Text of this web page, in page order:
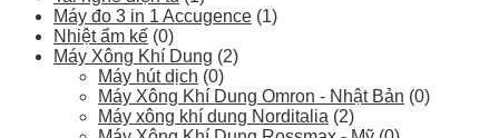
Máy đo 3 in 1 Accugence (1)
Nhiệt ẩm kế (0)
Máy Xông Khí Dung (2)
Máy hút dịch (0)
Máy Xông Khí Dung Omron - Nhật Bản (0)
Máy xông khí dung Norditalia (2)